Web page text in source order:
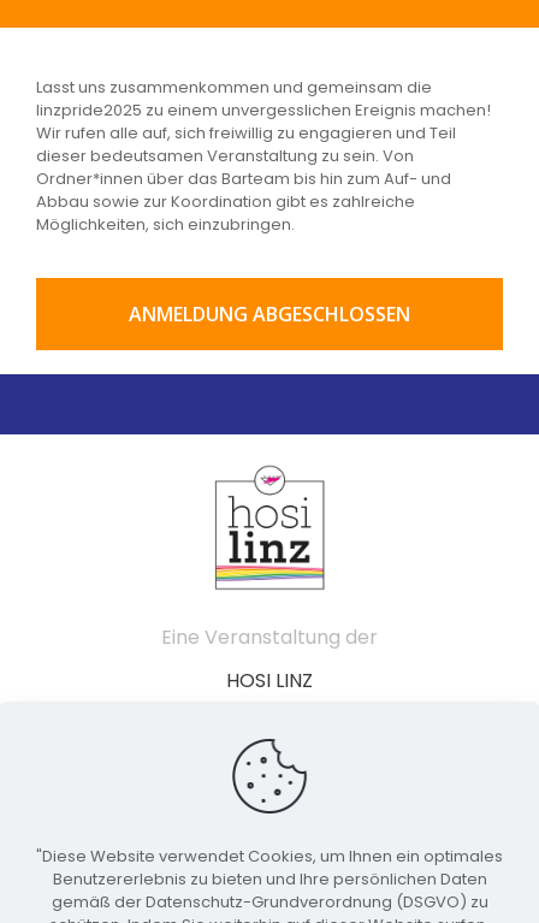
Lasst uns zusammenkommen und gemeinsam die
linzpride2025 zu einem unvergesslichen Ereignis machen!
Wir rufen alle auf, sich freiwillig zu engagieren und Teil
dieser bedeutsamen Veranstaltung zu sein. Von
Ordner*innen über das Barteam bis hin zum Auf- und
Abbau sowie zur Koordination gibt es zahlreiche
Möglichkeiten, sich einzubringen.
ANMELDUNG ABGESCHLOSSEN
Eine Veranstaltung der
HOSI LINZ
4020 Linz
Österreich
linzpride@hosilinz.at
Veranstaltungskalender
"Diese Website verwendet Cookies, um Ihnen ein optimales
Benutzererlebnis zu bieten und Ihre persönlichen Daten
gemäß der Datenschutz-Grundverordnung (DSGVO) zu